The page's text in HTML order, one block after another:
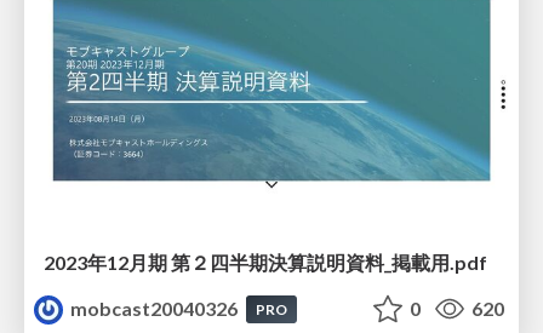
2023年12月期 第２四半期決算説明資料_掲載用.pdf
mobcast20040326
PRO 0 620